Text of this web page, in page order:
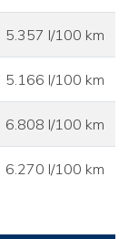
5.357 l/100 km
5.166 l/100 km
6.808 l/100 km
6.270 l/100 km